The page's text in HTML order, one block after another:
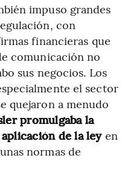
impuso grandes
con
financieras que
comunicación no
sus negocios. Los
el sector
quejaron a menudo
promulgaba la
de la leyen
normas de